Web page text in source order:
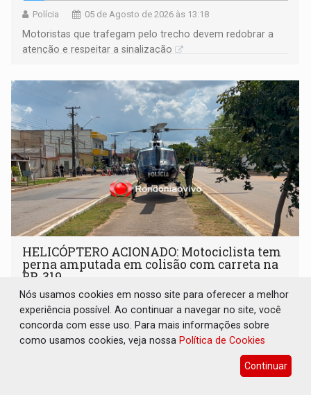
Polícia 05 de Agosto de 2026 às 13:18
​Motoristas que trafegam pelo trecho devem redobrar a
atenção e respeitar a sinalização
HELICÓPTERO ACIONADO: Motociclista tem
perna amputada em colisão com carreta na
BR-319
Polícia 05 de Agosto de 2026 às 12:47
Em razão do estado gravíssimo do paciente e da distância
em relação a capital, o suporte aéreo foi acionado
Nós usamos cookies em nosso site para oferecer a melhor
experiência possível. Ao continuar a navegar no site, você
concorda com esse uso. Para mais informações sobre
como usamos cookies, veja nossa Política de Cookies
Continuar